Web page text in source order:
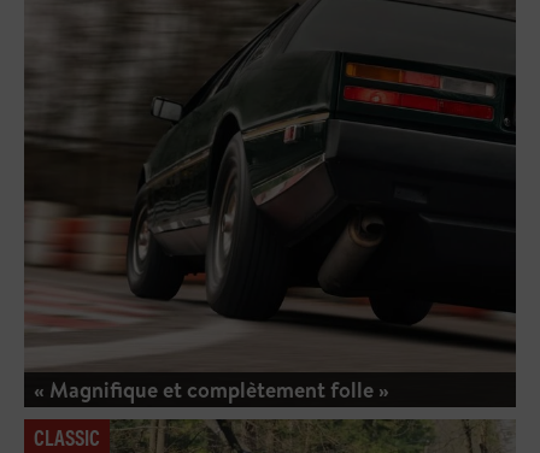
« Magnifique et complètement folle »
CLASSIC